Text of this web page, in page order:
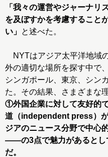
「我々の運営やジャーナリ
を及ぼすかを考慮すること
い」 と述べた。
NYTはアジア太平洋地域
外の適切な場所を探す中で
シンガポール、東京、シン
た。その結果、さまざまな
①外国企業に対して友好的
道（independent press）
ジアのニュース分野で中心
――の3点で魅力があるとし
だ。